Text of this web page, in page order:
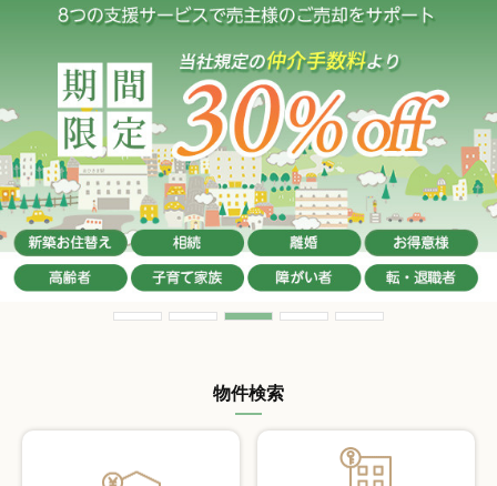
物件検索
企業情報
ログイン 会員登録